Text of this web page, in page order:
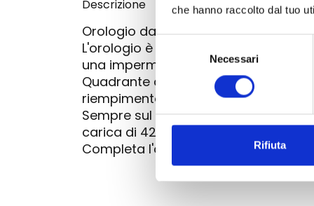
che hanno raccolto dal tuo
Necessari
Rifiuta
Descrizione
Orologio da donna automatico
L'orologio è costruito con una
una impermeabilità fino a 100 metri.
Quadrante di colore madreperla
riempimento luminescente per
Sempre sul quadrante, nella parte
carica di 42 ore.
Completa l'orologio un cinturino in